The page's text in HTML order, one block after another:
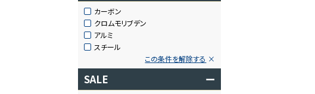
カーボン
クロムモリブデン
アルミ
スチール
この条件を解除する
SALE ー